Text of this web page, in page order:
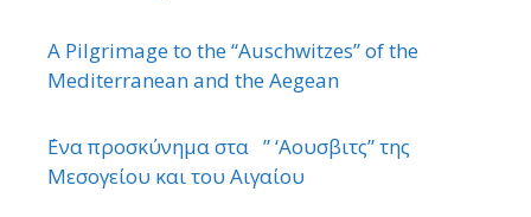
A Pilgrimage to the “Auschwitzes” of the
Mediterranean and the Aegean
΄Ενα προσκύνημα στα ” ‘Αουσβιτς” της
Μεσογείου και του Αιγαίου